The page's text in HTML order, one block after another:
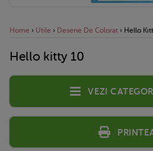
Home › Utile › Desene De Colorat › Hello
Hello kitty 10
Vezi